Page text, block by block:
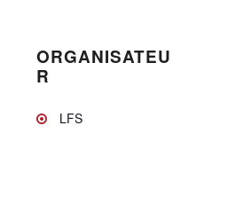
ORGANISATEU
R
LFS